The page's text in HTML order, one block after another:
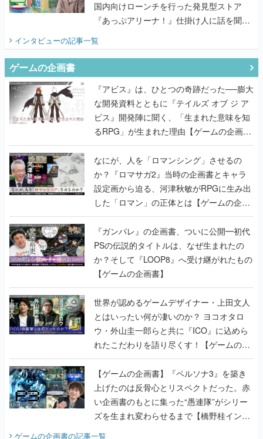
国内向けローンチを行った発見型ストア
『あっぷアリーナ！』仕掛け人に話を聞い
インタビューの記事一覧
ゲームの企画書
『アビス』は、ひとつの奇跡だった──膨大
な開発資料とともに『テイルズ オブ ジ ア
ビス』開発陣に聞く、「生まれた意味を知
るRPG」が生まれた理由【ゲームの企画
書】
なにが、人を「ロマンシング」させるの
か？『ロマサガ2』当時の企画書とキャラ
設定画から迫る、河津秋敏がRPGに生み出
した「ロマン」の正体とは【ゲームの企画
書】
『ガンパレ』の企画書、ついに公開━初代
PSの伝説的タイトルは、なぜ生まれたの
か？そして『LOOP8』へ受け継がれたもの
【ゲームの企画書】
世界が認めるゲームデザイナー・上田文人
とはいったい何が凄いのか？ ヨコオタロ
ウ・外山圭一郎らと共に『ICO』に込めら
れたこだわりを語り尽くす！【ゲームの企
画書】
【ゲームの企画書】『ペルソナ3』を築き
上げたのは反骨心とリスペクトだった。赤
い企画書のもとに集った“愚連隊”がシリー
ズを生まれ変わらせるまで【橋野桂インタ
ゲームの企画書の記事一覧